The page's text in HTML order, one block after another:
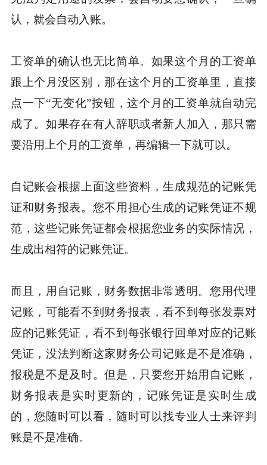
认，就会自动入账。
工资单的确认也无比简单。如果这个月的工资单
跟上个月没区别，那在这个月的工资单里，直接
点一下“无变化”按钮，这个月的工资单就自动完
成了。如果存在有人辞职或者新人加入，那只需
要沿用上个月的工资单，再编辑一下就可以。
自记账会根据上面这些资料，生成规范的记账凭
证和财务报表。您不用担心生成的记账凭证不规
范，这些记账凭证都会根据您业务的实际情况，
生成出相符的记账凭证。
而且，用自记账，财务数据非常透明。您用代理
记账，可能看不到财务报表，看不到每张发票对
应的记账凭证，看不到每张银行回单对应的记账
凭证，没法判断这家财务公司记账是不是准确，
报税是不是及时。但是，只要您开始用自记账，
财务报表是实时更新的，记账凭证是实时生成
的，您随时可以看，随时可以找专业人士来评判
账是不是准确。